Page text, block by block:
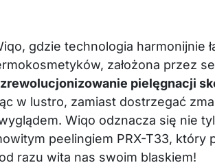
gdzie technologia harmonijnie
założona przez
zrewolucjonizowanie pielęgnacji
w lustro, zamiast dostrzegać
Wiqo odznacza się nie
peelingiem PRX-T33, który
razu wita nas swoim blaskiem!